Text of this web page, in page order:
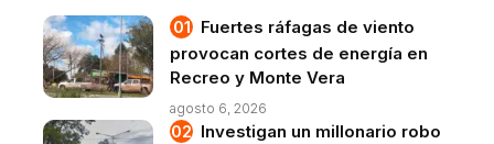
Fuertes ráfagas de viento
provocan cortes de energía en
Recreo y Monte Vera
agosto 6, 2026
Investigan un millonario robo